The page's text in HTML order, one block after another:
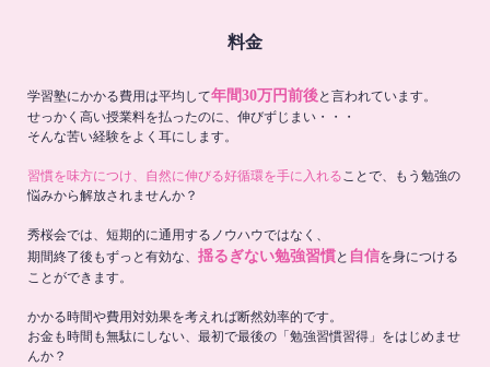
料金
学習塾にかかる費用は平均して年間30万円前後と言われています。
せっかく高い授業料を払ったのに、伸びずじまい・・・
そんな苦い経験をよく耳にします。
習慣を味方につけ、自然に伸びる好循環を手に入れる ことで、もう勉強の
悩みから解放されませんか？
秀桜会では、短期的に通用するノウハウではなく、
期間終了後もずっと有効な、 揺るぎない勉強習慣と 自信を身につける
ことができます。
かかる時間や費用対効果を考えれば断然効率的です。
お金も時間も無駄にしない、最初で最後の「勉強習慣習得」をはじめませ
んか？